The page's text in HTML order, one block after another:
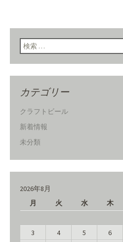
検索:
カテゴリー
クラフトビール
新着情報
未分類
2026年8月
月
火 水 木
3
4 5 6